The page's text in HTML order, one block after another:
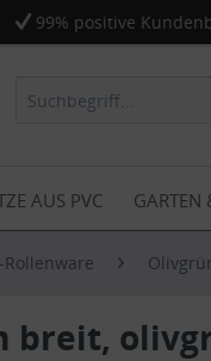
99% positive
AUS PVC GARTEN
Rollenware
breit,